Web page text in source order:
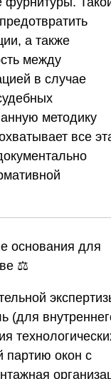
а также
между
в случае
методику
все
основания для
⚖️
(для
партию окон с